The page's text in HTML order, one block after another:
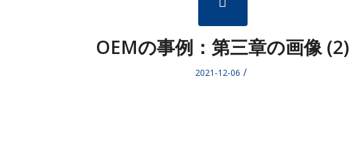
OEMの事例：第三章の画像 (2)
2021-12-06 /